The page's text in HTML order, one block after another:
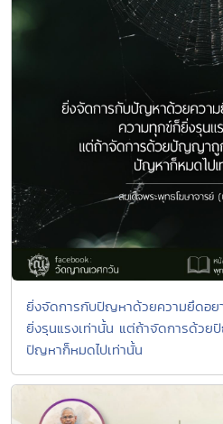
ยิ่งจัดการกับปัญหาด้วยความยึดอย
ยิ่งรุนแรงเท่านั้น แต่ถ้าจัดการด้วย
ปัญหาก็หมดไปเท่านั้น